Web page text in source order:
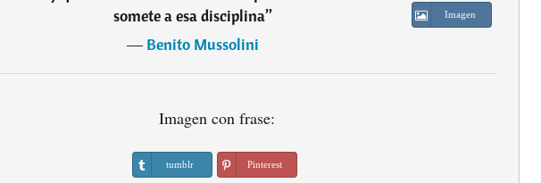
somete a esa disciplina”
―Benito Mussolini
Imagen
Imagen con frase:
tumblr Pinterest